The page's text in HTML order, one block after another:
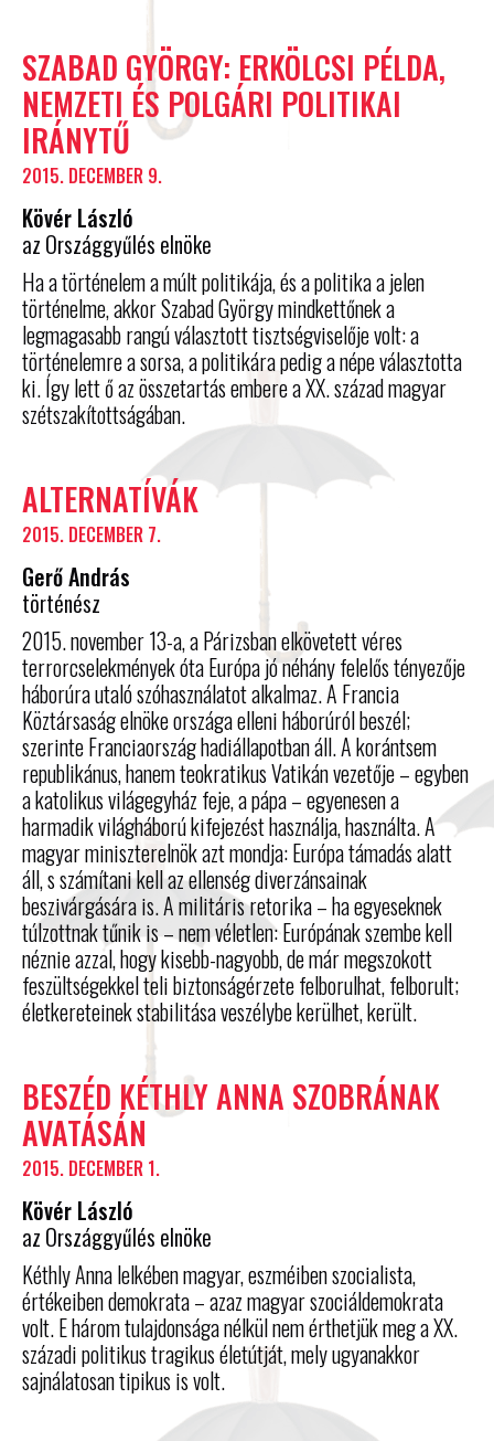
SZABAD GYÖRGY: ERKÖLCSI PÉLDA,
NEMZETI ÉS POLGÁRI POLITIKAI
IRÁNYTŰ
2015. DECEMBER 9.
Kövér László
az Országgyűlés elnöke
Ha a történelem a múlt politikája, és a politika a jelen
történelme, akkor Szabad György mindkettőnek a
legmagasabb rangú választott tisztségviselője volt: a
történelemre a sorsa, a politikára pedig a népe választotta
ki. Így lett ő az összetartás embere a XX. század magyar
szétszakítottságában.
ALTERNATÍVÁK
2015. DECEMBER 7.
Gerő András
történész
2015. november 13-a, a Párizsban elkövetett véres
terrorcselekmények óta Európa jó néhány felelős tényezője
háborúra utaló szóhasználatot alkalmaz. A Francia
Köztársaság elnöke országa elleni háborúról beszél;
szerinte Franciaország hadiállapotban áll. A korántsem
republikánus, hanem teokratikus Vatikán vezetője – egyben
a katolikus világegyház feje, a pápa – egyenesen a
harmadik világháború kifejezést használja, használta. A
magyar miniszterelnök azt mondja: Európa támadás alatt
áll, s számítani kell az ellenség diverzánsainak
beszivárgására is. A militáris retorika – ha egyeseknek
túlzottnak tűnik is – nem véletlen: Európának szembe kell
néznie azzal, hogy kisebb-nagyobb, de már megszokott
feszültségekkel teli biztonságérzete felborulhat, felborult;
életkereteinek stabilitása veszélybe kerülhet, került.
BESZÉD KÉTHLY ANNA SZOBRÁNAK
AVATÁSÁN
2015. DECEMBER 1.
Kövér László
az Országgyűlés elnöke
Kéthly Anna lelkében magyar, eszméiben szocialista,
értékeiben demokrata – azaz magyar szociáldemokrata
volt. E három tulajdonsága nélkül nem érthetjük meg a XX.
századi politikus tragikus életútját, mely ugyanakkor
sajnálatosan tipikus is volt.